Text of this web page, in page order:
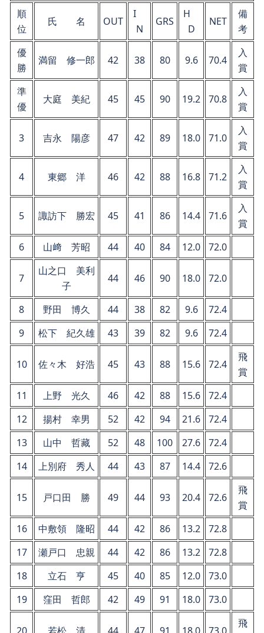
順
位
氏 名 OUT
I
N
GRS
H
D
NET
備
考
優
勝
満留 修一郎 42 38 80 9.6 70.4
入
賞
準
優
大庭 美紀 45 45 90 19.2 70.8
入
賞
3 吉永 陽彦 47 42 89 18.0 71.0
入
賞
4 東郷 洋 46 42 88 16.8 71.2
入
賞
5 諏訪下 勝宏 45 41 86 14.4 71.6
入
賞
6
山﨑 芳昭 44 40 84 12.0 72.0
7
山之口 美利
子
44 46 90 18.0 72.0
8 野田 博久 44 38 82 9.6
72.4
9
松下 紀久雄 43 39 82 9.6 72.4
10 佐々木 好浩 45 43 88 15.6 72.4
飛
賞
11
上野 光久 46 42 88 15.6
72.4
12
揚村 幸男 52 42 94 21.6
72.4
13
山中 哲藏 52 48 100 27.6
72.4
14
上別府 秀人 44 43 87 14.4 72.6
15 戸口田 勝 49 44 93 20.4 72.6
飛
賞
16
中敷領 隆昭 44 42 86 13.2
72.8
17
瀬戸口 忠親 44 42 86 13.2
72.8
18
立石 亨 45 40 85 12.0
73.0
19
窪田 哲郎 42 49 91 18.0 73.0
飛